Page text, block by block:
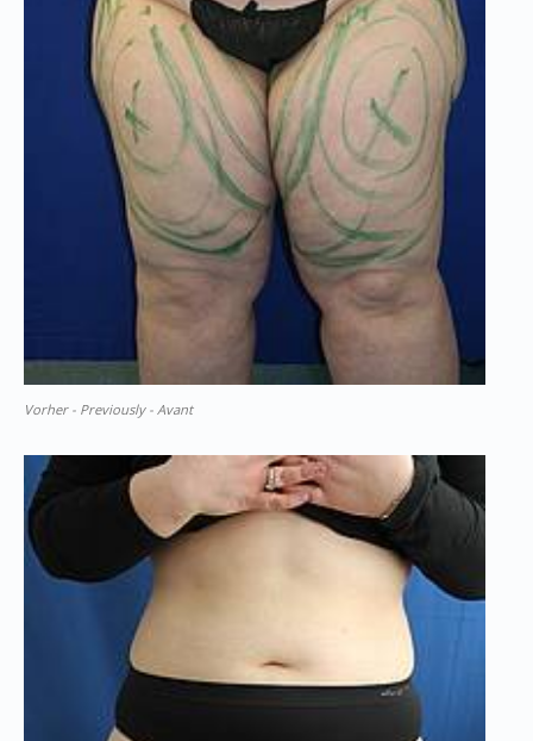
Vorher - Previously - Avant